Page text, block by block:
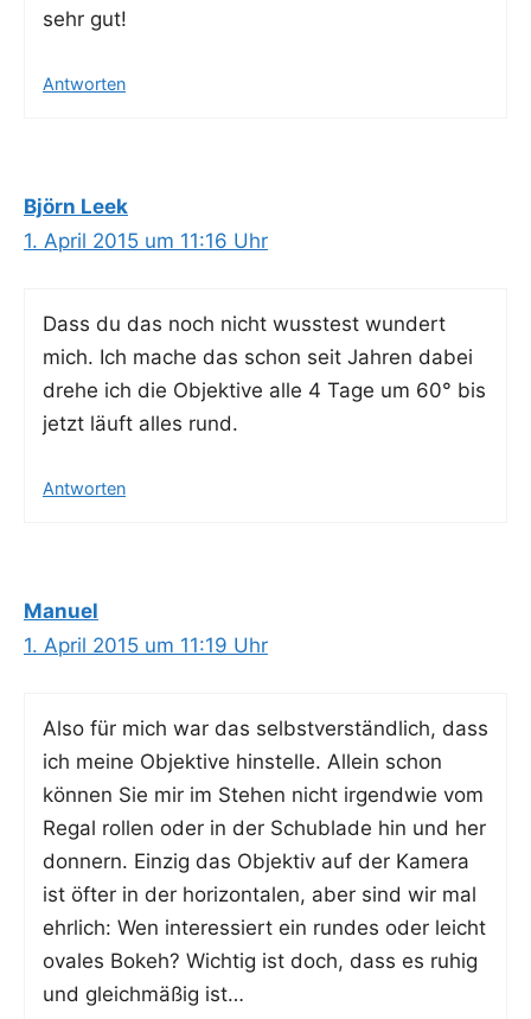
sehr gut!
Antworten
Björn Leek
1. April 2015 um 11:16 Uhr
Dass du das noch nicht wuss­test wun­dert
mich. Ich mache das schon seit Jah­ren dabei
dre­he ich die Objek­ti­ve alle 4 Tage um 60° bis
jetzt läuft alles rund.
Antworten
Manuel
1. April 2015 um 11:19 Uhr
Also für mich war das selbst­ver­ständ­lich, dass
ich mei­ne Objek­ti­ve hin­stel­le. Allein schon
kön­nen Sie mir im Ste­hen nicht irgend­wie vom
Regal rol­len oder in der Schub­la­de hin und her
don­nern. Ein­zig das Objek­tiv auf der Kame­ra
ist öfter in der hori­zon­ta­len, aber sind wir mal
ehr­lich: Wen inter­es­siert ein run­des oder leicht
ova­les Bokeh? Wich­tig ist doch, dass es ruhig
und gleich­mä­ßig ist…